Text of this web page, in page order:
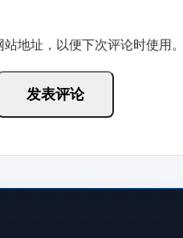
地址，以便下次评论时使用。